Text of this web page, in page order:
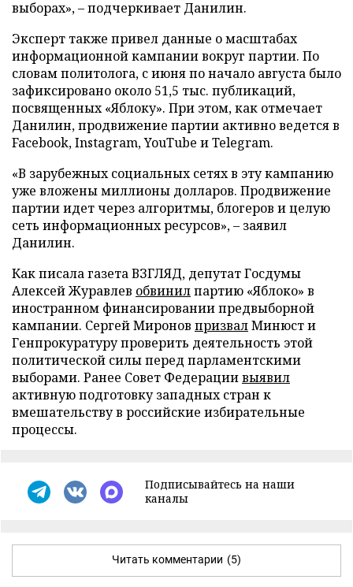
выборах», – подчеркивает Данилин.
Эксперт также привел данные о масштабах
информационной кампании вокруг партии. По
словам политолога, с июня по начало августа было
зафиксировано около 51,5 тыс. публикаций,
посвященных «Яблоку». При этом, как отмечает
Данилин, продвижение партии активно ведется в
Facebook, Instagram, YouTube и Telegram.
«В зарубежных социальных сетях в эту кампанию
уже вложены миллионы долларов. Продвижение
партии идет через алгоритмы, блогеров и целую
сеть информационных ресурсов», – заявил
Данилин.
Как писала газета ВЗГЛЯД, депутат Госдумы
Алексей Журавлев обвинилпартию «Яблоко» в
иностранном финансировании предвыборной
кампании. Сергей Миронов призвалМинюст и
Генпрокуратуру проверить деятельность этой
политической силы перед парламентскими
выборами. Ранее Совет Федерациивыявил
активную подготовку западных стран к
вмешательству в российские избирательные
процессы.
Подписывайтесь на наши
каналы
Читать комментарии (5)